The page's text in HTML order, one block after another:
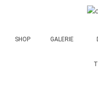
SHOP GALERIE